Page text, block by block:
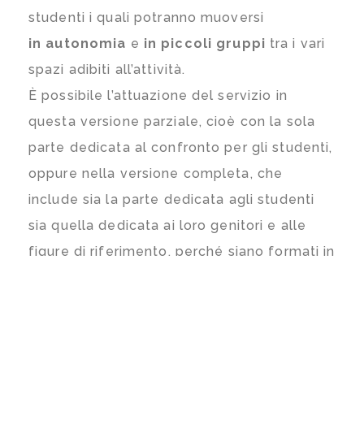
studenti i quali potranno muoversi
in autonomia e in piccoli gruppi tra i vari
spazi adibiti all’attività.
È possibile l’attuazione del servizio in
questa versione parziale, cioè con la sola
parte dedicata al confronto per gli studenti,
oppure nella versione completa, che
include sia la parte dedicata agli studenti
sia quella dedicata ai loro genitori e alle
figure di riferimento, perché siano formati in